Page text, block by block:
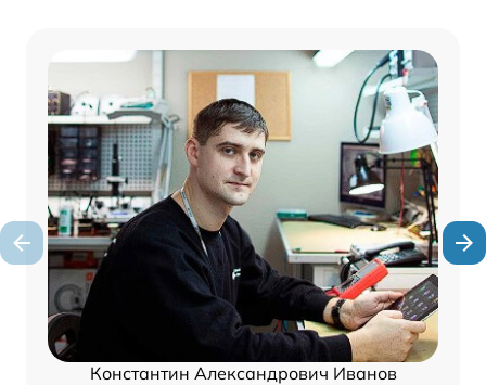
Константин Александрович Иванов